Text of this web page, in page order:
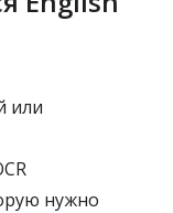
или
нужно